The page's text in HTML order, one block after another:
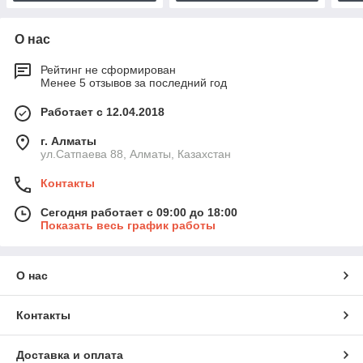
О нас
Рейтинг не сформирован
Менее 5 отзывов за последний год
Работает с 12.04.2018
г. Алматы
ул.Сатпаева 88, Алматы, Казахстан
Контакты
Сегодня работает с 09:00 до 18:00
Показать весь график работы
О нас
Контакты
Доставка и оплата